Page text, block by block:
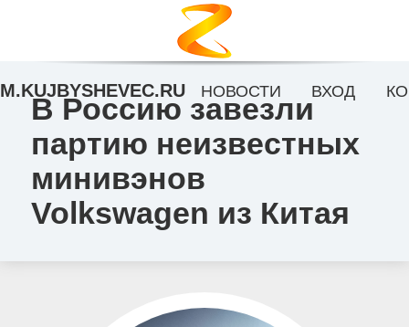
В Россию завезли
партию неизвестных
минивэнов
Volkswagen из Китая
M.KUJBYSHEVEC.RU НОВОСТИ ВХОД